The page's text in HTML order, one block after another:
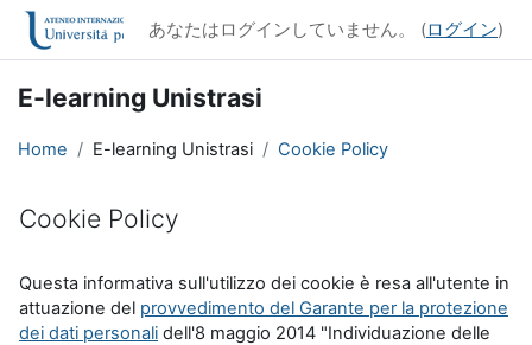
メインコンテンツへスキップする
あなたはログインしていません。 (ログイン)
E-learning Unistrasi
Home E-learning Unistrasi Cookie Policy
Cookie Policy
Questa informativa sull'utilizzo dei cookie è resa all'utente in
attuazione del provvedimento del Garante per la protezione
dei dati personali dell'8 maggio 2014 "Individuazione delle